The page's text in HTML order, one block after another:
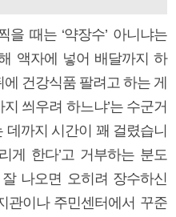
때는 ‘약장수’ 아니냐는
액자에 넣어 배달까지 하
에 건강식품 팔려고 하는 게
지 씌우려 하느냐’는 수군거
데까지 시간이 꽤 걸렸습니
게 한다’고 거부하는 분도
나오면 오히려 장수하신
관이나 주민센터에서 꾸준